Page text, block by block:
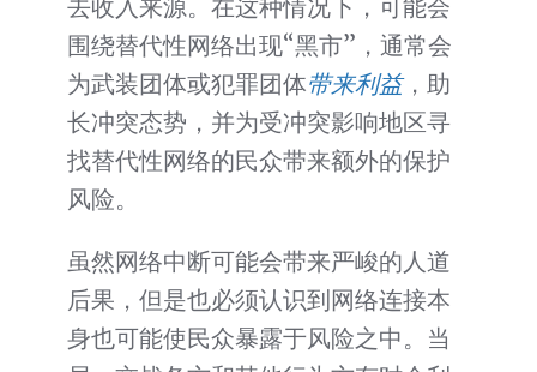
去收入来源。在这种情况下，可能会
围绕替代性网络出现“黑市”，通常会
为武装团体或犯罪团体带来利益，助
长冲突态势，并为受冲突影响地区寻
找替代性网络的民众带来额外的保护
风险。
虽然网络中断可能会带来严峻的人道
后果，但是也必须认识到网络连接本
身也可能使民众暴露于风险之中。当